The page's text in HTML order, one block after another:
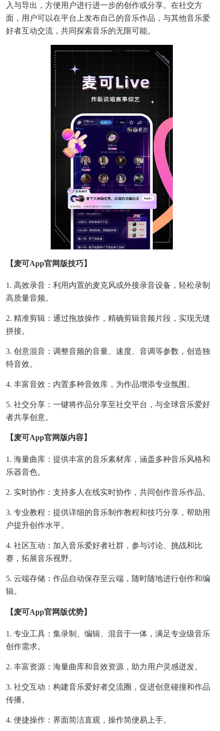
入与导出，方便用户进行进一步的创作或分享。在社交方
面，用户可以在平台上发布自己的音乐作品，与其他音乐爱
好者互动交流，共同探索音乐的无限可能。
【麦可app官网版技巧】
1. 高效录音：利用内置的麦克风或外接录音设备，轻松录制
高质量音频。
2. 精准剪辑：通过拖放操作，精确剪辑音频片段，实现无缝
拼接。
3. 创意混音：调整音频的音量、速度、音调等参数，创造独
特音效。
4. 丰富音效：内置多种音效库，为作品增添专业氛围。
5. 社交分享：一键将作品分享至社交平台，与全球音乐爱好
者共享创意。
【麦可app官网版内容】
1. 海量曲库：提供丰富的音乐素材库，涵盖多种音乐风格和
乐器音色。
2. 实时协作：支持多人在线实时协作，共同创作音乐作品。
3. 专业教程：提供详细的音乐制作教程和技巧分享，帮助用
户提升创作水平。
4. 社区互动：加入音乐爱好者社群，参与讨论、挑战和比
赛，拓展音乐视野。
5. 云端存储：作品自动保存至云端，随时随地进行创作和编
辑。
【麦可app官网版优势】
1. 专业工具：集录制、编辑、混音于一体，满足专业级音乐
创作需求。
2. 丰富资源：海量曲库和音效资源，助力用户灵感迸发。
3. 社交互动：构建音乐爱好者交流圈，促进创意碰撞和作品
传播。
4. 便捷操作：界面简洁直观，操作简便易上手。